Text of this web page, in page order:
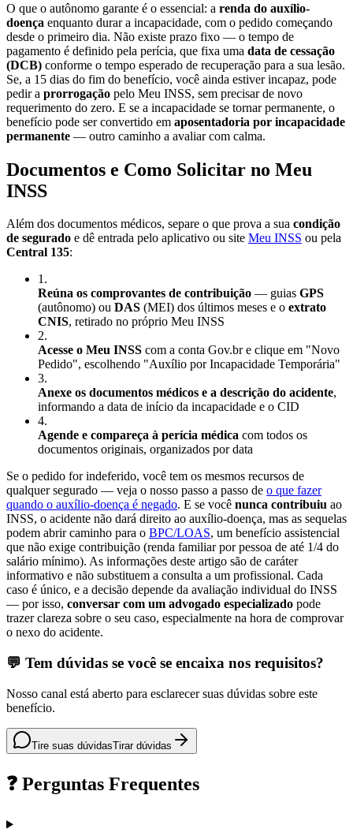
O que o autônomo garante é o essencial: a renda do auxílio-
doença enquanto durar a incapacidade, com o pedido começando
desde o primeiro dia. Não existe prazo fixo — o tempo de
pagamento é definido pela perícia, que fixa uma data de cessação
(DCB) conforme o tempo esperado de recuperação para a sua lesão.
Se, a 15 dias do fim do benefício, você ainda estiver incapaz, pode
pedir a prorrogação pelo Meu INSS, sem precisar de novo
requerimento do zero. E se a incapacidade se tornar permanente, o
benefício pode ser convertido em aposentadoria por incapacidade
permanente — outro caminho a avaliar com calma.
Documentos e Como Solicitar no Meu
INSS
Além dos documentos médicos, separe o que prova a sua condição
de segurado e dê entrada pelo aplicativo ou site Meu INSS ou pela
Central 135:
1.
Reúna os comprovantes de contribuição — guias GPS
(autônomo) ou DAS (MEI) dos últimos meses e o extrato
CNIS, retirado no próprio Meu INSS
2.
Acesse o Meu INSS com a conta Gov.br e clique em "Novo
Pedido", escolhendo "Auxílio por Incapacidade Temporária"
3.
Anexe os documentos médicos e a descrição do acidente,
informando a data de início da incapacidade e o CID
4.
Agende e compareça à perícia médica com todos os
documentos originais, organizados por data
Se o pedido for indeferido, você tem os mesmos recursos de
qualquer segurado — veja o nosso passo a passo de o que fazer
quando o auxílio-doença é negado. E se você nunca contribuiu ao
INSS, o acidente não dará direito ao auxílio-doença, mas as sequelas
podem abrir caminho para o BPC/LOAS, um benefício assistencial
que não exige contribuição (renda familiar por pessoa de até 1/4 do
salário mínimo). As informações deste artigo são de caráter
informativo e não substituem a consulta a um profissional. Cada
caso é único, e a decisão depende da avaliação individual do INSS
— por isso, conversar com um advogado especializado pode
trazer clareza sobre o seu caso, especialmente na hora de comprovar
o nexo do acidente.
💬 Tem dúvidas se você se encaixa nos requisitos?
Nosso canal está aberto para esclarecer suas dúvidas sobre este
benefício.
Tire suas dúvidasTirar dúvidas
❓ Perguntas Frequentes